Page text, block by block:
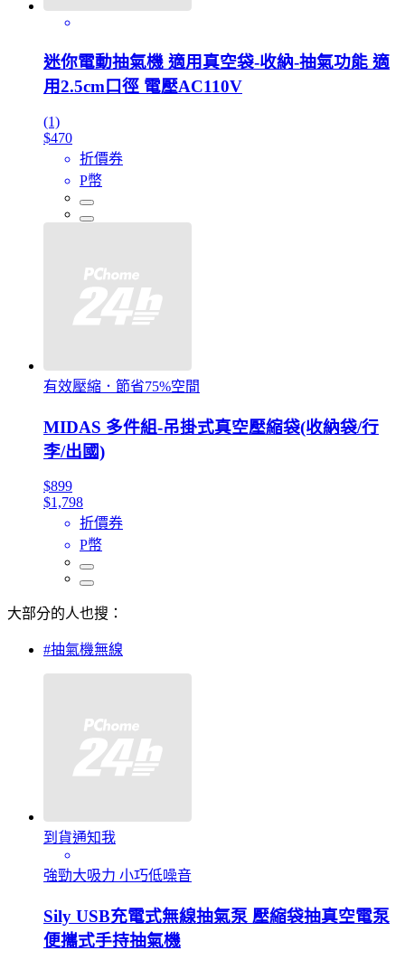
迷你電動抽氣機 適用真空袋-收納-抽氣功能 適
用2.5cm口徑 電壓AC110V
(1)
$470
折價券
P幣
有效壓縮．節省75%空間
MIDAS 多件組-吊掛式真空壓縮袋(收納袋/行
李/出國)
$899
$1,798
折價券
P幣
大部分的人也搜：
#抽氣機無線
到貨通知我
強勁大吸力 小巧低噪音
Sily USB充電式無線抽氣泵 壓縮袋抽真空電泵
便攜式手持抽氣機